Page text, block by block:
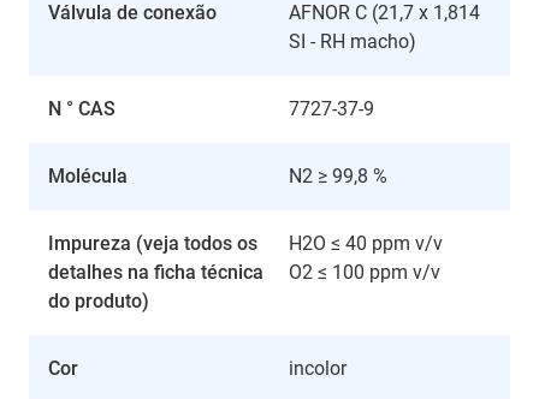
Válvula de conexão
AFNOR C (21,7 x 1,814
SI - RH macho)
N ° CAS 7727-37-9
Molécula N2 ≥ 99,8 %
Impureza (veja todos os
detalhes na ficha técnica
do produto)
H2O ≤ 40 ppm v/v
O2 ≤ 100 ppm v/v
Cor incolor